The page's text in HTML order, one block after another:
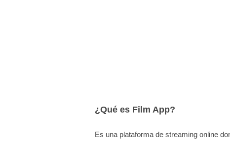
¿Qué es Film App?
Es una plataforma de streaming online